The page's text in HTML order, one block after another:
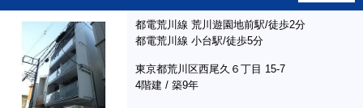
都電荒川線 荒川遊園地前駅/徒歩2分
都電荒川線 小台駅/徒歩5分
東京都荒川区西尾久６丁目 15-7
4階建 / 築9年